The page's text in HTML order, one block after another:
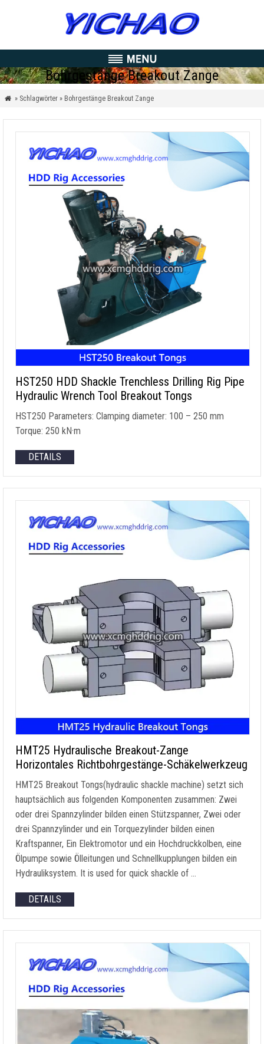
Bohrgestänge Breakout Zange
 » Schlagwörter » Bohrgestänge Breakout Zange
HST250 HDD Shackle Trenchless Drilling Rig Pipe
Hydraulic Wrench Tool Breakout Tongs
HST250 Parameters: Clamping diameter: 100 – 250 mm
Torque: 250 kN·m
DETAILS
HMT25 Hydraulische Breakout-Zange
Horizontales Richtbohrgestänge-Schäkelwerkzeug
HMT25 Breakout Tongs(hydraulic shackle machine) setzt sich
hauptsächlich aus folgenden Komponenten zusammen: Zwei
oder drei Spannzylinder bilden einen Stützspanner, Zwei oder
drei Spannzylinder und ein Torquezylinder bilden einen
Kraftspanner, Ein Elektromotor und ein Hochdruckkolben, eine
Ölpumpe sowie Ölleitungen und Schnellkupplungen bilden ein
Hydrauliksystem. It is used for quick shackle of …
DETAILS